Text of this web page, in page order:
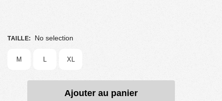
TAILLE: No selection
M XL
Ajouter au panier